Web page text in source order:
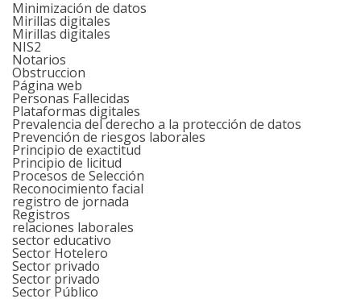
Minimización de datos
Mirillas digitales
Mirillas digitales
NIS2
Notarios
Obstruccion
Página web
Personas Fallecidas
Plataformas digitales
Prevalencia del derecho a la protección de datos
Prevención de riesgos laborales
Principio de exactitud
Principio de licitud
Procesos de Selección
Reconocimiento facial
registro de jornada
Registros
relaciones laborales
sector educativo
Sector Hotelero
Sector privado
Sector privado
Sector Público